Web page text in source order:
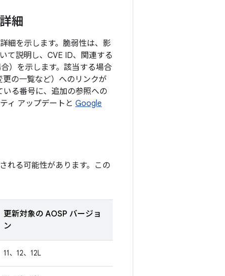
細
細を示します。脆弱性は、影
て説明し、CVE ID、関連する
）を示します。該当する場合
の一覧など）へのリンクが
る番号に、追加の参照への
ィ アップデートと Google
れる可能性があります。この
更新対象の AOSP バージョ
ン
11、12、12L